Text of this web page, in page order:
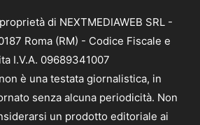
di NEXTMEDIAWEB SRL -
Roma (RM) - Codice Fiscale e
I.V.A. 09689341007
è una testata giornalistica, in
senza alcuna periodicità. Non
un prodotto editoriale ai